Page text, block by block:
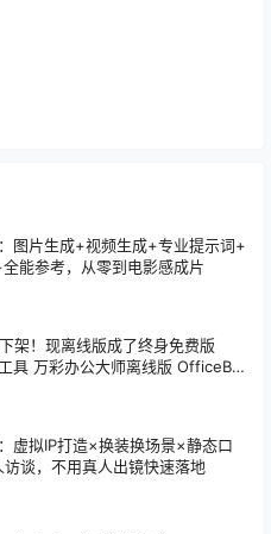
图片生成+视频生成+专业提示词+
能参考，从零到电影感成片
架！现离线版成了终身免费版
具 万彩办公大师离线版 OfficeBo
虚拟IP打造×换装换场景×静态口
谈，不用真人出镜快速落地